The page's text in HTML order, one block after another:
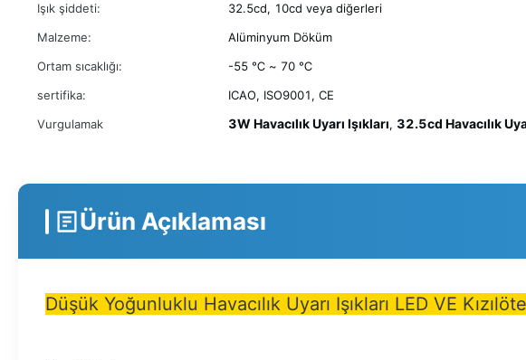
Işık şiddeti: 32.5cd, 10cd veya diğerleri
Malzeme:
Alüminyum Döküm
Ortam sıcaklığı:
-55 ℃ ~ 70 ℃
sertifika:
ICAO, ISO9001, CE
Vurgulamak
3W Havacılık Uyarı Işıkları, 32.5cd Havacılık
Ürün Açıklaması
Düşük Yoğunluklu Havacılık Uyarı Işıkları LED VE